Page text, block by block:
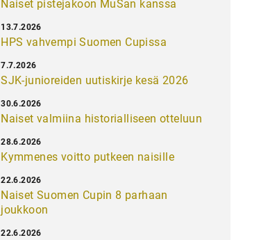
Naiset pistejakoon MuSan kanssa
HPS vahvempi Suomen Cupissa
13.7.2026
SJK-junioreiden uutiskirje kesä 2026
7.7.2026
Naiset valmiina historialliseen otteluun
30.6.2026
Kymmenes voitto putkeen naisille
28.6.2026
Naiset Suomen Cupin 8 parhaan
joukkoon
22.6.2026
22.6.2026